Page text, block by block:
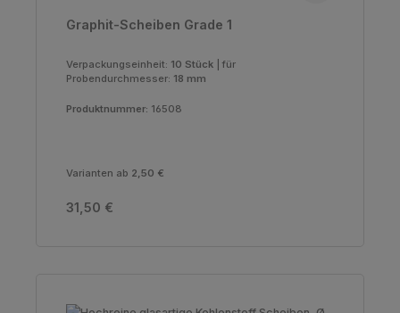
Graphit-Scheiben Grade 1
Verpackungseinheit: 10 Stück
Probendurchmesser: 18 mm
Produktnummer: 16508
Varianten ab 2,50 €
Regulärer Preis:
31,50 €